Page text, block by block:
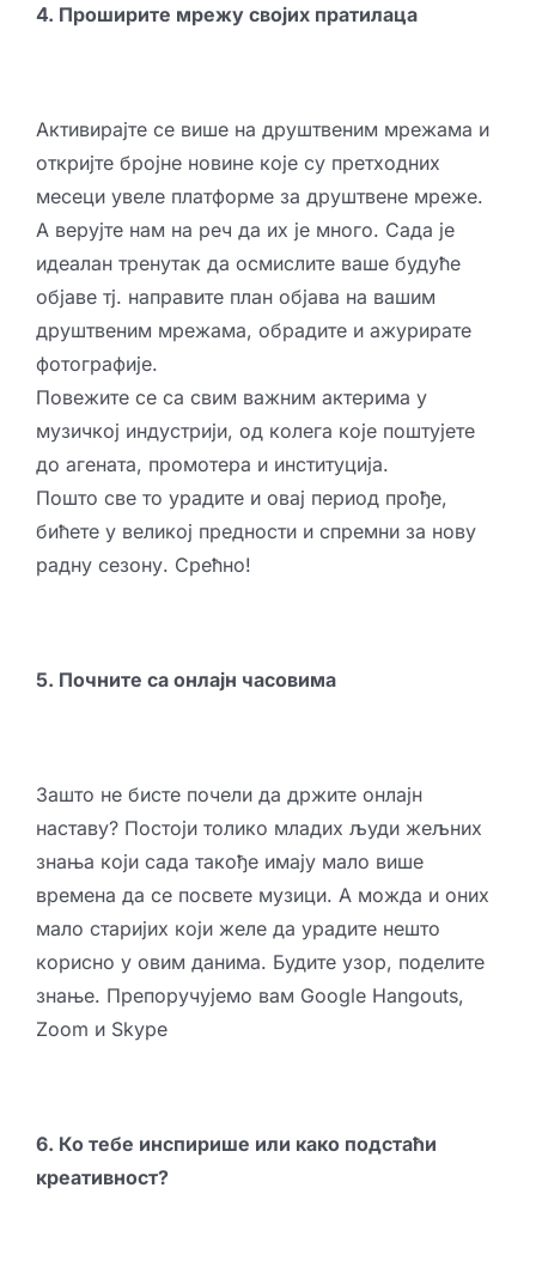
4. Проширите мрежу својих пратилаца
Активирајте се више на друштвеним мрежама и
откријте бројне новине које су претходних
месеци увеле платформе за друштвене мреже.
А верујте нам на реч да их је много. Сада је
идеалан тренутак да осмислите ваше будуће
објаве тј. направите план објава на вашим
друштвеним мрежама, обрадите и ажурирате
фотографије.
Повежите се са свим важним актерима у
музичкој индустрији, од колега које поштујете
до агената, промотера и институција.
Пошто све то урадите и овај период прође,
бићете у великој предности и спремни за нову
радну сезону. Срећно!
5. Почните са онлајн часовима
Зашто не бисте почели да држите онлајн
наставу? Постоји толико младих људи жељних
знања који сада такође имају мало више
времена да се посвете музици. А можда и оних
мало старијих који желе да урадите нешто
корисно у овим данима. Будите узор, поделите
знање. Препоручујемо вам Google Hangouts,
Zoom и Skype
6. Ко тебе инспирише или како подстаћи
креативност?